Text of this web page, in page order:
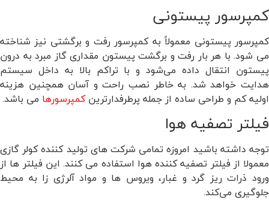
کمپرسور پیستونی
کمپرسور پیستونی معمولاً به کمپرسور رفت و برگشتی نیز شناخته
می شود. با هر بار رفت و برگشت پیستون مقداری گاز مبرد به درون
پیستون انتقال داده می‌شود و با تراکم بالا به داخل سیستم
هدایت خواهد شد. به خاطر نصب راحت و آسان همچنین هزینه
اولیه کم و طراحی ساده از جمله پرطرفدارترینکمپرسورها می باشد.
فیلتر تصفیه هوا
توجه داشته باشید امروزه تمامی شرکت های تولید کننده کولر گازی
معمولا از فیلتر تصفیه کننده هوا استفاده می کنند. این فیلتر ها از
ورود ذرات ریز گرد و غبار، ویروس ها و مواد آلرژی زا به محیط
جلوگیری می‌کند.